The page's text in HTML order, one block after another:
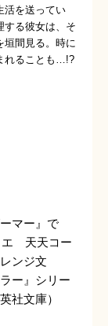
活を送ってい
する彼女は、そ
垣間見る。時に
れることも…!?
マー』で
エ 天天コー
ンジ文
ー』シリー
社文庫）